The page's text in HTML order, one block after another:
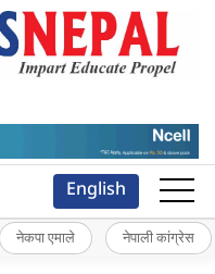
English
नेकपा एमाले नेपाली कांग्रेस